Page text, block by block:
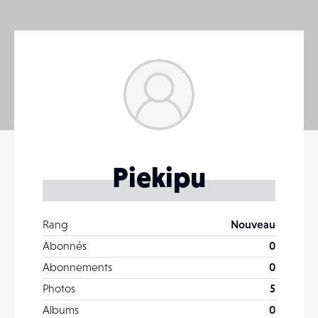
Piekipu
Rang
Nouveau
Abonnés
0
Abonnements
0
Photos
5
Albums
0